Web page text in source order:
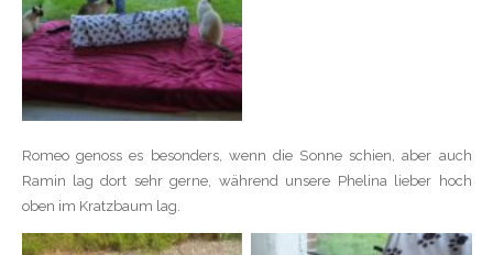
Romeo genoss es besonders, wenn die Sonne schien, aber auch
Ramin lag dort sehr gerne, während unsere Phelina lieber hoch
oben im Kratzbaum lag.